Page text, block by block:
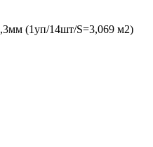
(1уп/14шт/S=3,069 м2)